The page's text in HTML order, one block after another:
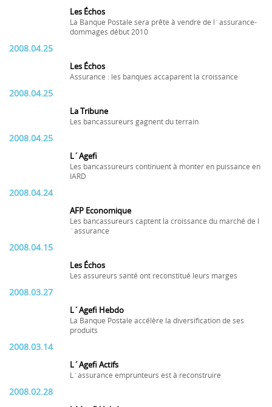
Les Échos
La Banque Postale sera prête à vendre de l´assurance-
dommages début 2010
2008.04.25
Les Échos
Assurance : les banques accaparent la croissance
2008.04.25
La Tribune
Les bancassureurs gagnent du terrain
2008.04.25
L´Agefi
Les bancassureurs continuent à monter en puissance en
IARD
2008.04.24
AFP Economique
Les bancassureurs captent la croissance du marché de l
´assurance
2008.04.15
Les Échos
Les assureurs santé ont reconstitué leurs marges
2008.03.27
L´Agefi Hebdo
La Banque Postale accélère la diversification de ses
produits
2008.03.14
L´Agefi Actifs
L´assurance emprunteurs est à reconstruire
2008.02.28